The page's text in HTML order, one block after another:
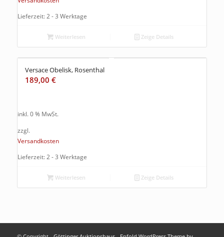
Lieferzeit: 2 - 3 Werktage
Weiterlesen Zeige Details
Versace Obelisk, Rosenthal
189,00 €
inkl. 0 % MwSt.
zzgl.
Versandkosten
Lieferzeit: 2 - 3 Werktage
Weiterlesen Zeige Details